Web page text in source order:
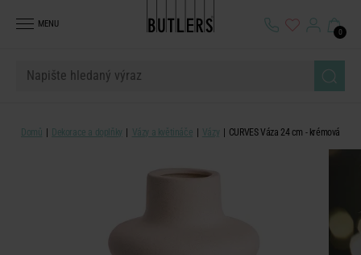
MENU
0
Domů Dekorace a doplňky Vázy a květináče Vázy CURVES Váza 24 cm - krémová